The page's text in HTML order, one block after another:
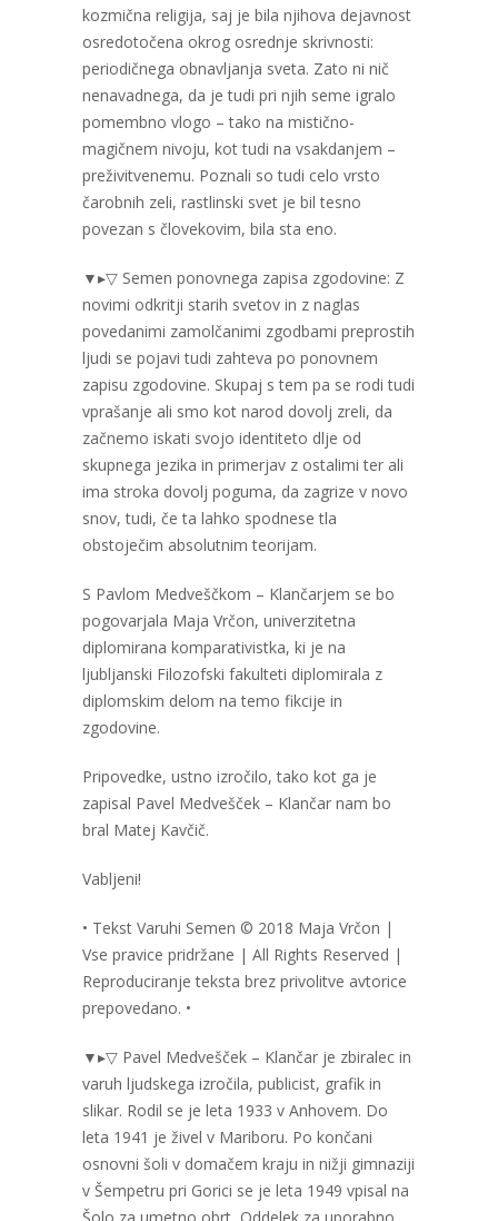
kozmična religija, saj je bila njihova dejavnost
osredotočena okrog osrednje skrivnosti:
periodičnega obnavljanja sveta. Zato ni nič
nenavadnega, da je tudi pri njih seme igralo
pomembno vlogo – tako na mistično-
magičnem nivoju, kot tudi na vsakdanjem –
preživitvenemu. Poznali so tudi celo vrsto
čarobnih zeli, rastlinski svet je bil tesno
povezan s človekovim, bila sta eno.
▼▸▽ Semen ponovnega zapisa zgodovine: Z
novimi odkritji starih svetov in z naglas
povedanimi zamolčanimi zgodbami preprostih
ljudi se pojavi tudi zahteva po ponovnem
zapisu zgodovine. Skupaj s tem pa se rodi tudi
vprašanje ali smo kot narod dovolj zreli, da
začnemo iskati svojo identiteto dlje od
skupnega jezika in primerjav z ostalimi ter ali
ima stroka dovolj poguma, da zagrize v novo
snov, tudi, če ta lahko spodnese tla
obstoječim absolutnim teorijam.
S Pavlom Medveščkom – Klančarjem se bo
pogovarjala Maja Vrčon, univerzitetna
diplomirana komparativistka, ki je na
ljubljanski Filozofski fakulteti diplomirala z
diplomskim delom na temo fikcije in
zgodovine.
Pripovedke, ustno izročilo, tako kot ga je
zapisal Pavel Medvešček – Klančar nam bo
bral Matej Kavčič.
Vabljeni!
• Tekst Varuhi Semen © 2018 Maja Vrčon |
Vse pravice pridržane | All Rights Reserved |
Reproduciranje teksta brez privolitve avtorice
prepovedano. •
▼▸▽ Pavel Medvešček – Klančar je zbiralec in
varuh ljudskega izročila, publicist, grafik in
slikar. Rodil se je leta 1933 v Anhovem. Do
leta 1941 je živel v Mariboru. Po končani
osnovni šoli v domačem kraju in nižji gimnaziji
v Šempetru pri Gorici se je leta 1949 vpisal na
Šolo za umetno obrt, Oddelek za uporabno